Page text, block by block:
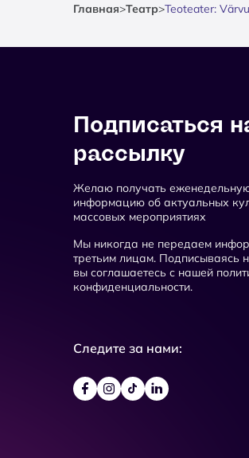
Главная>Театр>Teoteater:
Подписаться
рассылку
Желаю получать
информацию об актуальных
массовых мероприятиях
Мы никогда не передаем
третьим лицам. Подписываясь
вы соглашаетесь с нашей
конфиденциальности.
Следите за нами: